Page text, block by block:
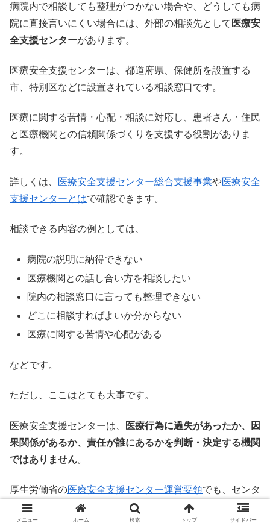
病院内で相談しても整理がつかない場合や、どうしても病
院に直接言いにくい場合には、外部の相談先として 医療安
全支援センターがあります。
医療安全支援センターは、都道府県、保健所を設置する
市、特別区などに設置されている相談窓口です。
医療に関する苦情・心配・相談に対応し、患者さん・住民
と医療機関との信頼関係づくりを支援する役割がありま
す。
詳しくは、 医療安全支援センター総合支援事業や医療安全
支援センターとはで確認できます。
相談できる内容の例としては、
病院の説明に納得できない
医療機関との話し合い方を相談したい
院内の相談窓口に言っても整理できない
どこに相談すればよいか分からない
医療に関する苦情や心配がある
などです。
ただし、ここはとても大事です。
医療安全支援センターは、
医療行為に過失があったか、因
果関係があるか、責任が誰にあるかを判断・決定する機関
ではありません。
厚生労働省の医療安全支援センター運営要領でも、センタ
ーは過失や因果関係、責任の所在を判断・決定するのでは
なく、中立的な立場から問題解決に向けた双方の取り組み
メニュー ホーム 検索 トップ サイドバー